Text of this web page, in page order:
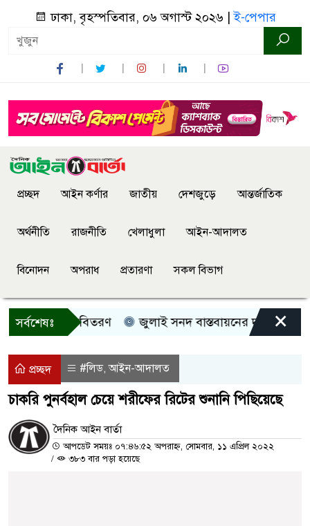
ঢাকা, বৃহস্পতিবার, ০৬ অগাস্ট ২০২৬ |ই-পেপার
প্রচ্ছদ আইন কর্ণার জাতীয় দেশজুড়ে আন্তর্জাতিক
অর্থনীতি রাজনীতি খেলাধুলা আইন-আদালত
বিনোদন অপরাধ প্রতারণা সকল বিভাগ
সর্বশেষঃ
নগদ সহায়তা বিতরণ জুলাই সনদ বাস্তবায়নের দাবিতে×
প্রচ্ছদ #লিড,আইন-আদালত
চাকরি পুনর্বহাল চেয়ে শরীফের রিটের শুনানি পিছিয়েছে
দৈনিক আইন বার্তা
আপডেট সময়ঃ ০৭:৪৬:৫২ অপরাহ্ন, সোমবার, ১১ এপ্রিল ২০২২
/
৩৮৩ বার পড়া হয়েছে